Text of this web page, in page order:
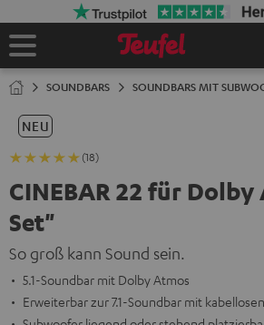
Startseite
SOUNDBARS SOUNDBARS MIT
NEU
(18)
CINEBAR 22 für Dolby
Set"
So groß kann Sound sein.
5.1-Soundbar mit Dolby Atmos
Erweiterbar zur 7.1-Soundbar mit